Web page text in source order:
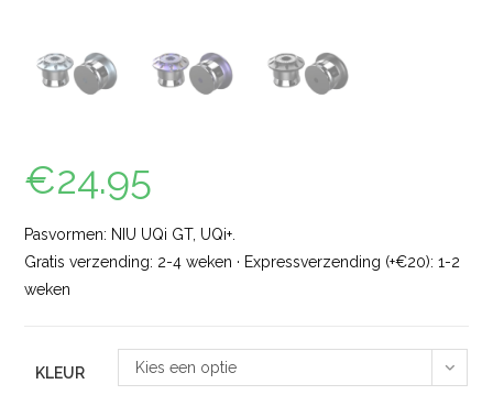
€24.95
Pasvormen: NIU UQi GT, UQi+.
Gratis verzending: 2-4 weken · Expressverzending (+€20): 1-2
weken
KLEUR Kies een optie